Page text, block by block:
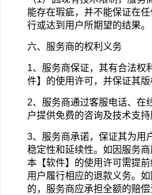
能存在瑕疵，并不能保证在
行或达到用户所期望的结果。
六、服务商的权利义务
1、服务商保证，其有合法权
件】的使用许可，并保证其版
2、服务商通过客服电话、在
户提供免费的咨询及技术支持
3、服务商承诺，保证其为用
稳定性和延续性。如因服务
本【软件】的使用许可需提
用户履行相应的退款义务。
的，服务商应承担全额的赔偿